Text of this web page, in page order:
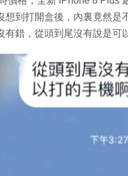
想到打開盒後，內裏竟然
錯，從頭到尾沒有說是可